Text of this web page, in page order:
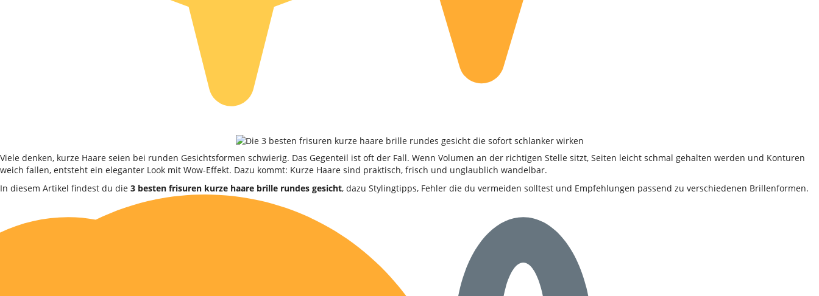
Viele denken, kurze Haare seien bei runden Gesichtsformen schwierig. Das Gegenteil ist oft der Fall. Wenn Volumen an der richtigen Stelle sitzt, Seiten leicht schmal gehalten werden und Konturen
weich fallen, entsteht ein eleganter Look mit Wow-Effekt. Dazu kommt: Kurze Haare sind praktisch, frisch und unglaublich wandelbar.
In diesem Artikel findest du die 3 besten frisuren kurze haare brille rundes gesicht, dazu Stylingtipps, Fehler die du vermeiden solltest und Empfehlungen passend zu verschiedenen Brillenformen.